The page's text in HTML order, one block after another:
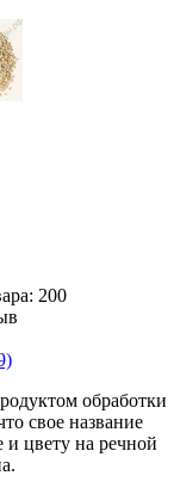
200
обработки
свое название
и цвету на речной